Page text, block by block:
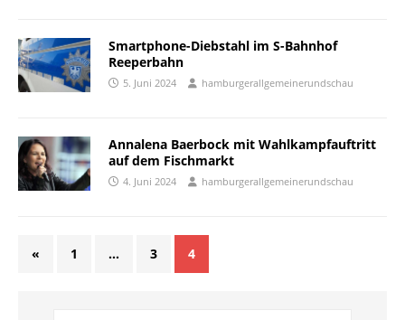
Smartphone-Diebstahl im S-Bahnhof
Reeperbahn
5. Juni 2024 hamburgerallgemeinerundschau
Annalena Baerbock mit Wahlkampfauftritt
auf dem Fischmarkt
4. Juni 2024 hamburgerallgemeinerundschau
« 1 … 3 4